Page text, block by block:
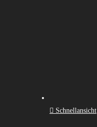
Schnellansicht